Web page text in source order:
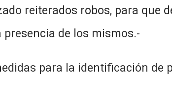
reiterados robos, para que
de los mismos.-
para la identificación de